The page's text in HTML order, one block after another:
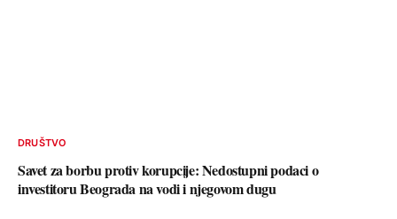
DRUŠTVO
Savet za borbu protiv korupcije: Nedostupni podaci o
investitoru Beograda na vodi i njegovom dugu